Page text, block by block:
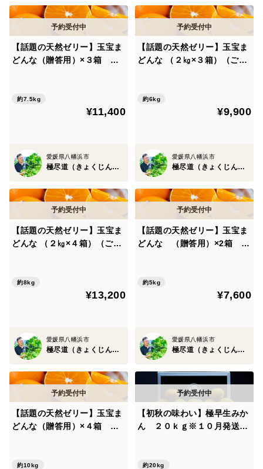
【話題の天然ゼリー】玉宝ま
どんな（贈答用）×３箱 ※
約7.5kg
¥11,400
愛媛県八幡浜市
極尽道（きょくじんどう）
【話題の天然ゼリー】玉宝ま
どんな （２㎏×３箱）（ご家
約6kg
¥9,900
愛媛県八幡浜市
極尽道（きょくじんどう）
【話題の天然ゼリー】玉宝ま
どんな （２㎏×４箱）（ご家
約8kg
¥13,200
愛媛県八幡浜市
極尽道（きょくじんどう）
【話題の天然ゼリー】玉宝ま
どんな （贈答用）×2箱 ※
約5kg
¥7,600
愛媛県八幡浜市
極尽道（きょくじんどう）
【話題の天然ゼリー】玉宝ま
どんな（贈答用）×４箱 ※
約10kg
【初秋の味わい】極早生みか
ん ２０ｋｇ※１０月発送開
約20kg